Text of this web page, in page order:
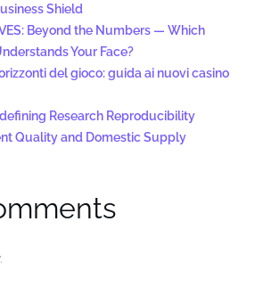
Shield
Beyond the Numbers — Which
Your Face?
del gioco: guida ai nuovi casino
Research Reproducibility
Quality and Domestic Supply